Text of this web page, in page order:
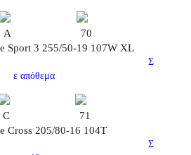
A
70
Sport 3 255/50-19 107W XL
Σ
ε απόθεμα
C
71
Cross 205/80-16 104T
Σ